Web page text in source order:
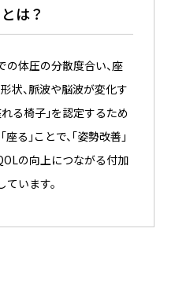
とは？
体圧の分散度合い、座
状、脈波や脳波が変化す
る椅子」を認定するため
る」ことで、「姿勢改善」
の向上につながる付加
います。